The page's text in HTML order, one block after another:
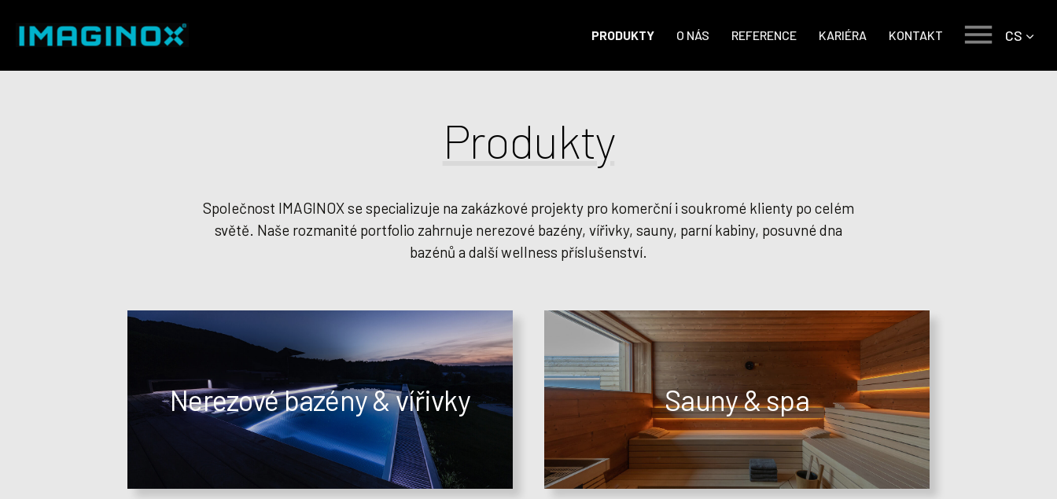
PRODUKTY O NÁS REFERENCE KARIÉRA KONTAKT CS
Produkty
Společnost IMAGINOX se specializuje na zakázkové projekty pro komerční i soukromé klienty po celém
světě. Naše rozmanité portfolio zahrnuje nerezové bazény, vířivky, sauny, parní kabiny, posuvné dna
bazénů a další wellness příslušenství.
Nerezové bazény & vířivky Sauny & spa